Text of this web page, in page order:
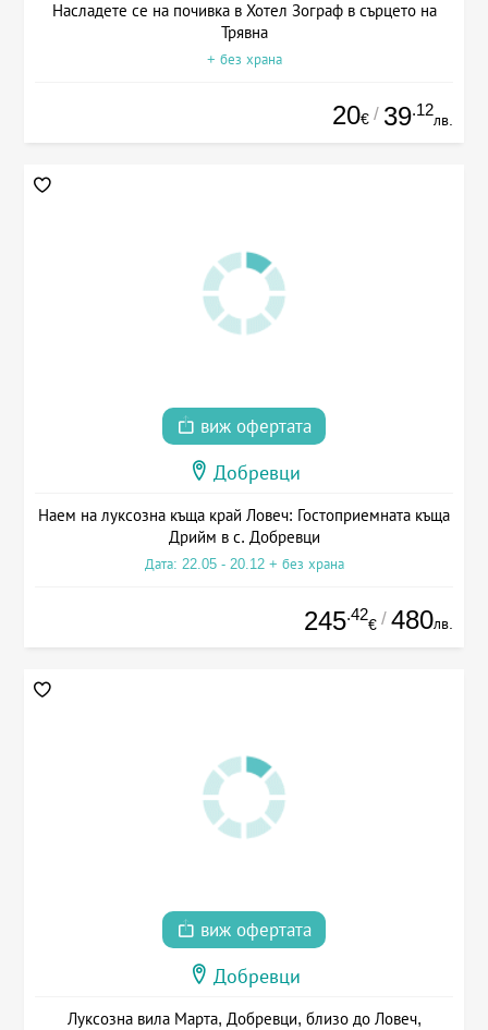
Насладете се на почивка в Хотел Зограф в сърцето на
Трявна
+ без храна
20€ / 39.12
лв.
виж офертата
Добревци
Наем на луксозна къща край Ловеч: Гостоприемната къща
Дрийм в с. Добревци
Дата: 22.05 - 20.12 + без храна
245.42
€ / 480лв.
виж офертата
Добревци
Луксозна вила Марта, Добревци, близо до Ловеч,